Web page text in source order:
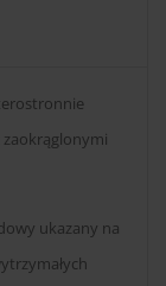
ukazany na